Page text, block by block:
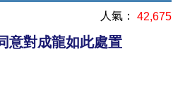
人氣： 42,675
意對成龍如此處置